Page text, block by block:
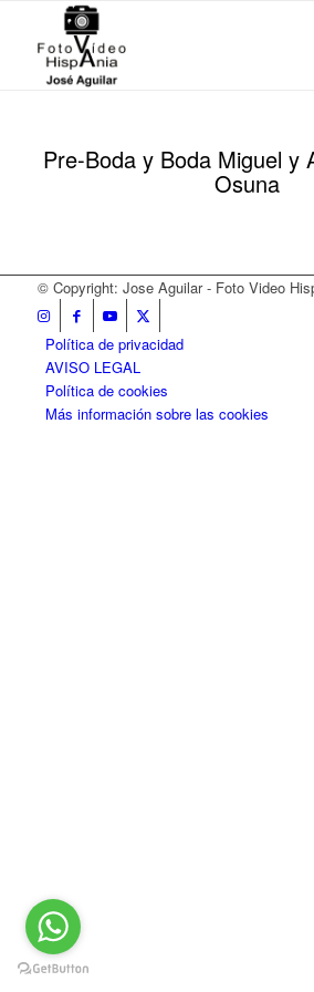
Pre-Boda y Boda Miguel y
Osuna
© Copyright: Jose Aguilar - Foto Video
Política de privacidad
AVISO LEGAL
Política de cookies
Más información sobre las cookies